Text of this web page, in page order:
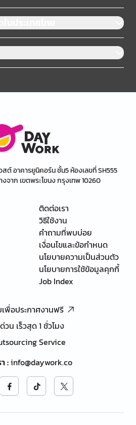
ประเทศไทย
สต์ อาคารยูนิคอร์น ชั้น5 ห้องเลขที่ SH555
จาก เขตพระโขนง กรุงเทพ 10260
ติดต่อเรา
วิธีใช้งาน
คำถามที่พบบ่อย
เงื่อนไขและข้อกำหนด
นโยบายความเป็นส่วนตัว
นโยบายการใช้ข้อมูลคุกกี้
Job Index
เพื่อประกาศงานฟรี
วน เร็วสุด 1 ชั่วโมง
Service
:info@daywork.co